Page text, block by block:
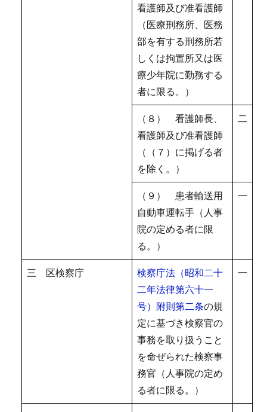
看護師及び准看護師
（医療刑務所、医務
部を有する刑務所若
しくは拘置所又は医
療少年院に勤務する
者に限る。）
（８） 看護師長、
看護師及び准看護師
（（７）に掲げる者
を除く。）
二
（９） 患者輸送用
自動車運転手（人事
院の定める者に限
る。）
一
三 区検察庁
検察庁法（昭和二十
二年法律第六十一
号）附則第二条の規
定に基づき検察官の
事務を取り扱うこと
を命ぜられた検察事
務官（人事院の定め
る者に限る。）
一